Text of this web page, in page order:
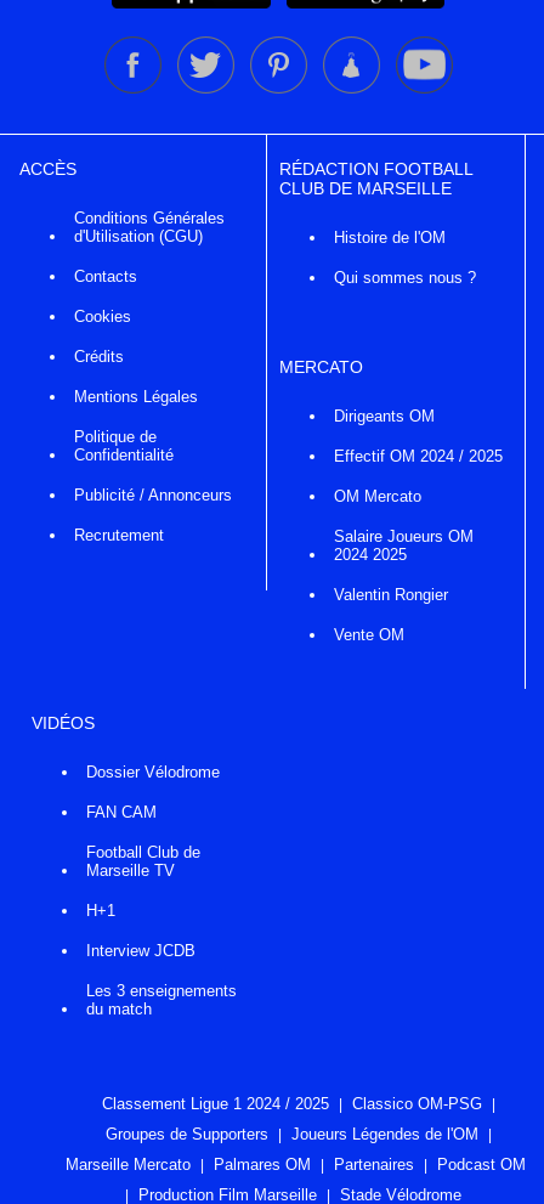
ACCÈS
Conditions Générales
d'Utilisation (CGU)
Contacts
Cookies
Crédits
Mentions Légales
Politique de
Confidentialité
Publicité / Annonceurs
Recrutement
RÉDACTION FOOTBALL
CLUB DE MARSEILLE
Histoire de l'OM
Qui sommes nous ?
MERCATO
Dirigeants OM
Effectif OM 2024 / 2025
OM Mercato
Salaire Joueurs OM
2024 2025
Valentin Rongier
Vente OM
VIDÉOS
Dossier Vélodrome
FAN CAM
Football Club de
Marseille TV
H+1
Interview JCDB
Les 3 enseignements
du match
Classement Ligue 1 2024 / 2025
Classico OM-PSG
Groupes de Supporters
Joueurs Légendes de l'OM
Marseille Mercato
Palmares OM Partenaires
Podcast OM
Production Film Marseille
Stade Vélodrome